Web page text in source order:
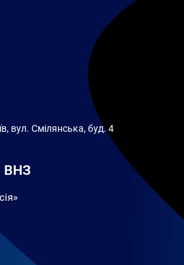
вул. Смілянська, буд. 4
ВНЗ